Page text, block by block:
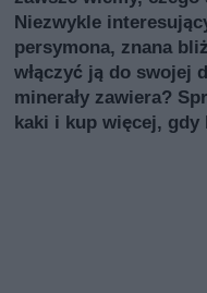
Niezwykle
persymona, znana
włączyć ją do swojej
minerały zawiera?
kaki i kup więcej, gdy